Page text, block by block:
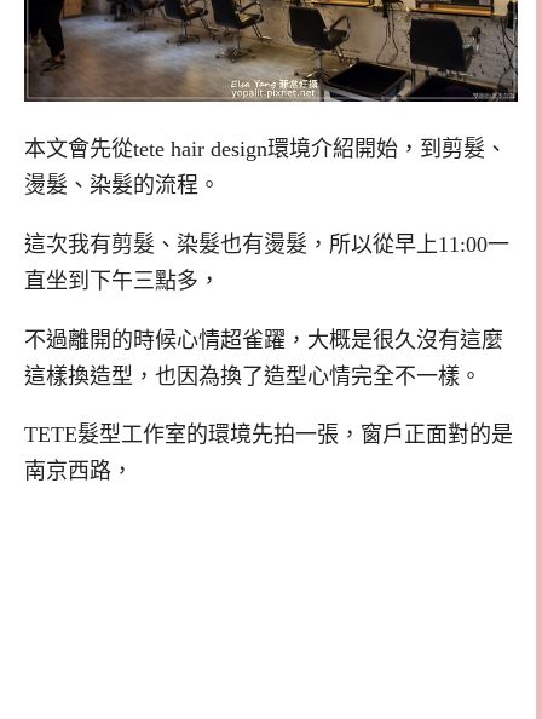
本文會先從tete hair design環境介紹開始，到剪髮、
燙髮、染髮的流程。
這次我有剪髮、染髮也有燙髮，所以從早上11:00一
直坐到下午三點多，
不過離開的時候心情超雀躍，大概是很久沒有這麼
這樣換造型，也因為換了造型心情完全不一樣。
TETE髮型工作室的環境先拍一張，窗戶正面對的是
南京西路，